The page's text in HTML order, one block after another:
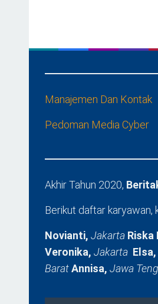
Manajemen Dan Kontak
Pedoman Media Cyber
Akhir Tahun 2020,
Berikut daftar karyawan,
Novianti, Jakarta Riska
Veronika, Jakarta Elsa,
BaratAnnisa, Jawa